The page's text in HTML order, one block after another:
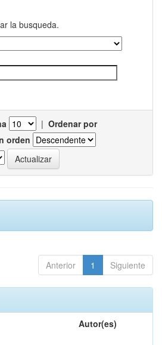
la busqueda.
| Ordenar por
orden
Anterior 1 Siguiente
Autor(es)